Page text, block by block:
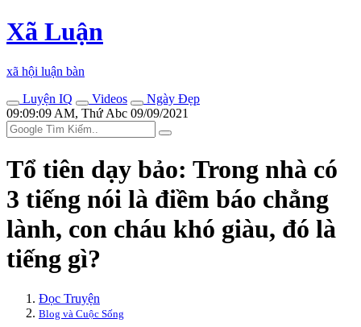
Xã Luận
xã hội luận bàn
Luyện IQ
Videos
Ngày Đẹp
09:09:09 AM, Thứ Abc 09/09/2021
Tổ tiên dạy bảo: Trong nhà có
3 tiếng nói là điềm báo chẳng
lành, con cháu khó giàu, đó là
tiếng gì?
Đọc Truyện
Blog và Cuộc Sống